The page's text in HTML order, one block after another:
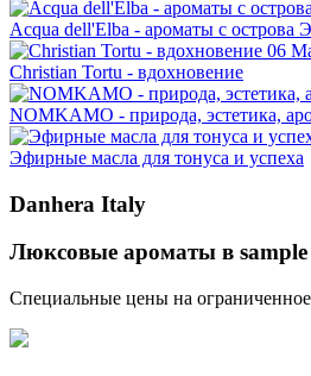
Acqua dell'Elba - ароматы с острова
06
Christian Tortu - вдохновение
NOMKAMO - природа, эстетика,
Эфирные масла для тонуса и успеха
Danhera Italy
Люксовые ароматы в sample
Специальные цены на